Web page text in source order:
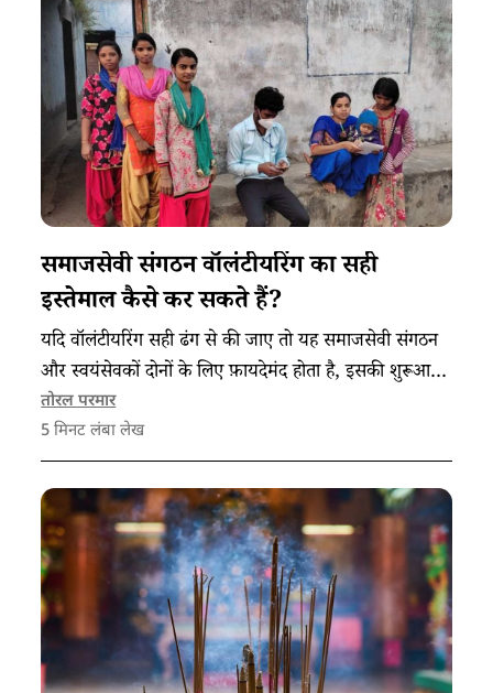
समाजसेवी संगठन वॉलंटीयरिंग का सही
इस्तेमाल कैसे कर सकते हैं?
यदि वॉलंटीयरिंग सही ढंग से की जाए तो यह समाजसेवी संगठन
और स्वयंसेवकों दोनों के लिए फ़ायदेमंद होता है, इसकी शुरूआत
से जुड़े कुछ सुझाव।
तोरल परमार
5 मिनट लंबा लेख